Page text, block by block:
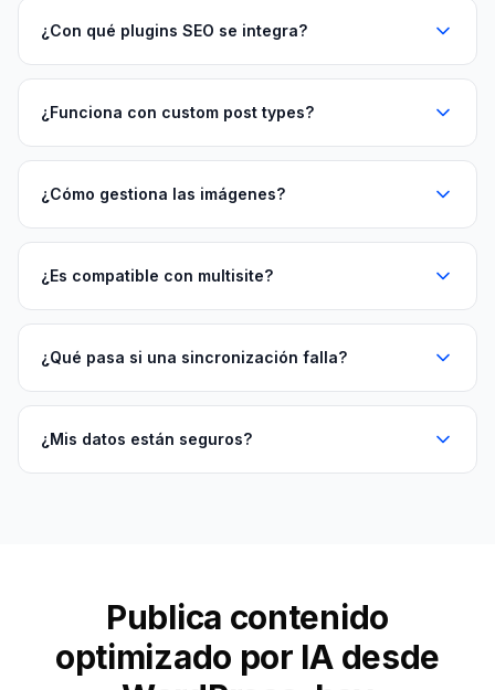
¿Con qué plugins SEO se integra?
¿Funciona con custom post types?
¿Cómo gestiona las imágenes?
¿Es compatible con multisite?
¿Qué pasa si una sincronización falla?
¿Mis datos están seguros?
Publica contenido
optimizado por IA desde